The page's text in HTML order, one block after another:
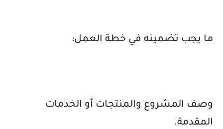
ما يجب تضمينه في خطة العمل:
وصف المشروع والمنتجات أو الخدمات
المقدمة.